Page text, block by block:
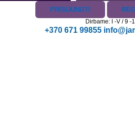
PRISIJUNGTI
Dirbame: I -V / 9 -
+370 671 99855